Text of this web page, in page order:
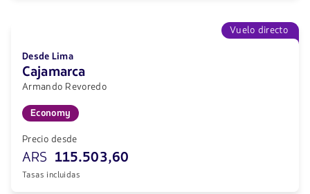
Vuelo directo
Desde Lima
Cajamarca
Armando Revoredo
Economy
Precio desde
ARS 115.503,60
Tasas incluidas